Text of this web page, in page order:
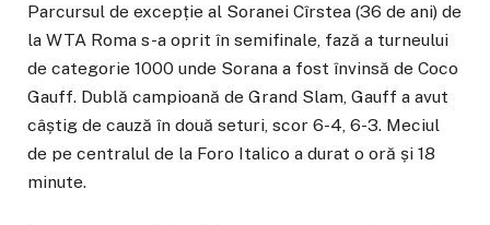
Parcursul de excepție al Soranei Cîrstea (36 de ani) de
la WTA Roma s-a oprit în semifinale, fază a turneului
de categorie 1000 unde Sorana a fost învinsă de Coco
Gauff. Dublă campioană de Grand Slam, Gauff a avut
câștig de cauză în două seturi, scor 6-4, 6-3. Meciul
de pe centralul de la Foro Italico a durat o oră și 18
minute.